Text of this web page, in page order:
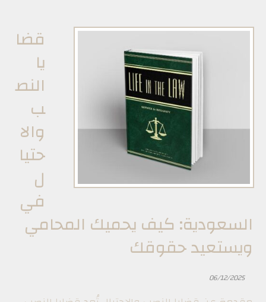
قضا
يا
النص
ب
والا
حتيا
ل
في
السعودية: كيف يحميك المحامي
ويستعيد حقوقك
06/12/2025